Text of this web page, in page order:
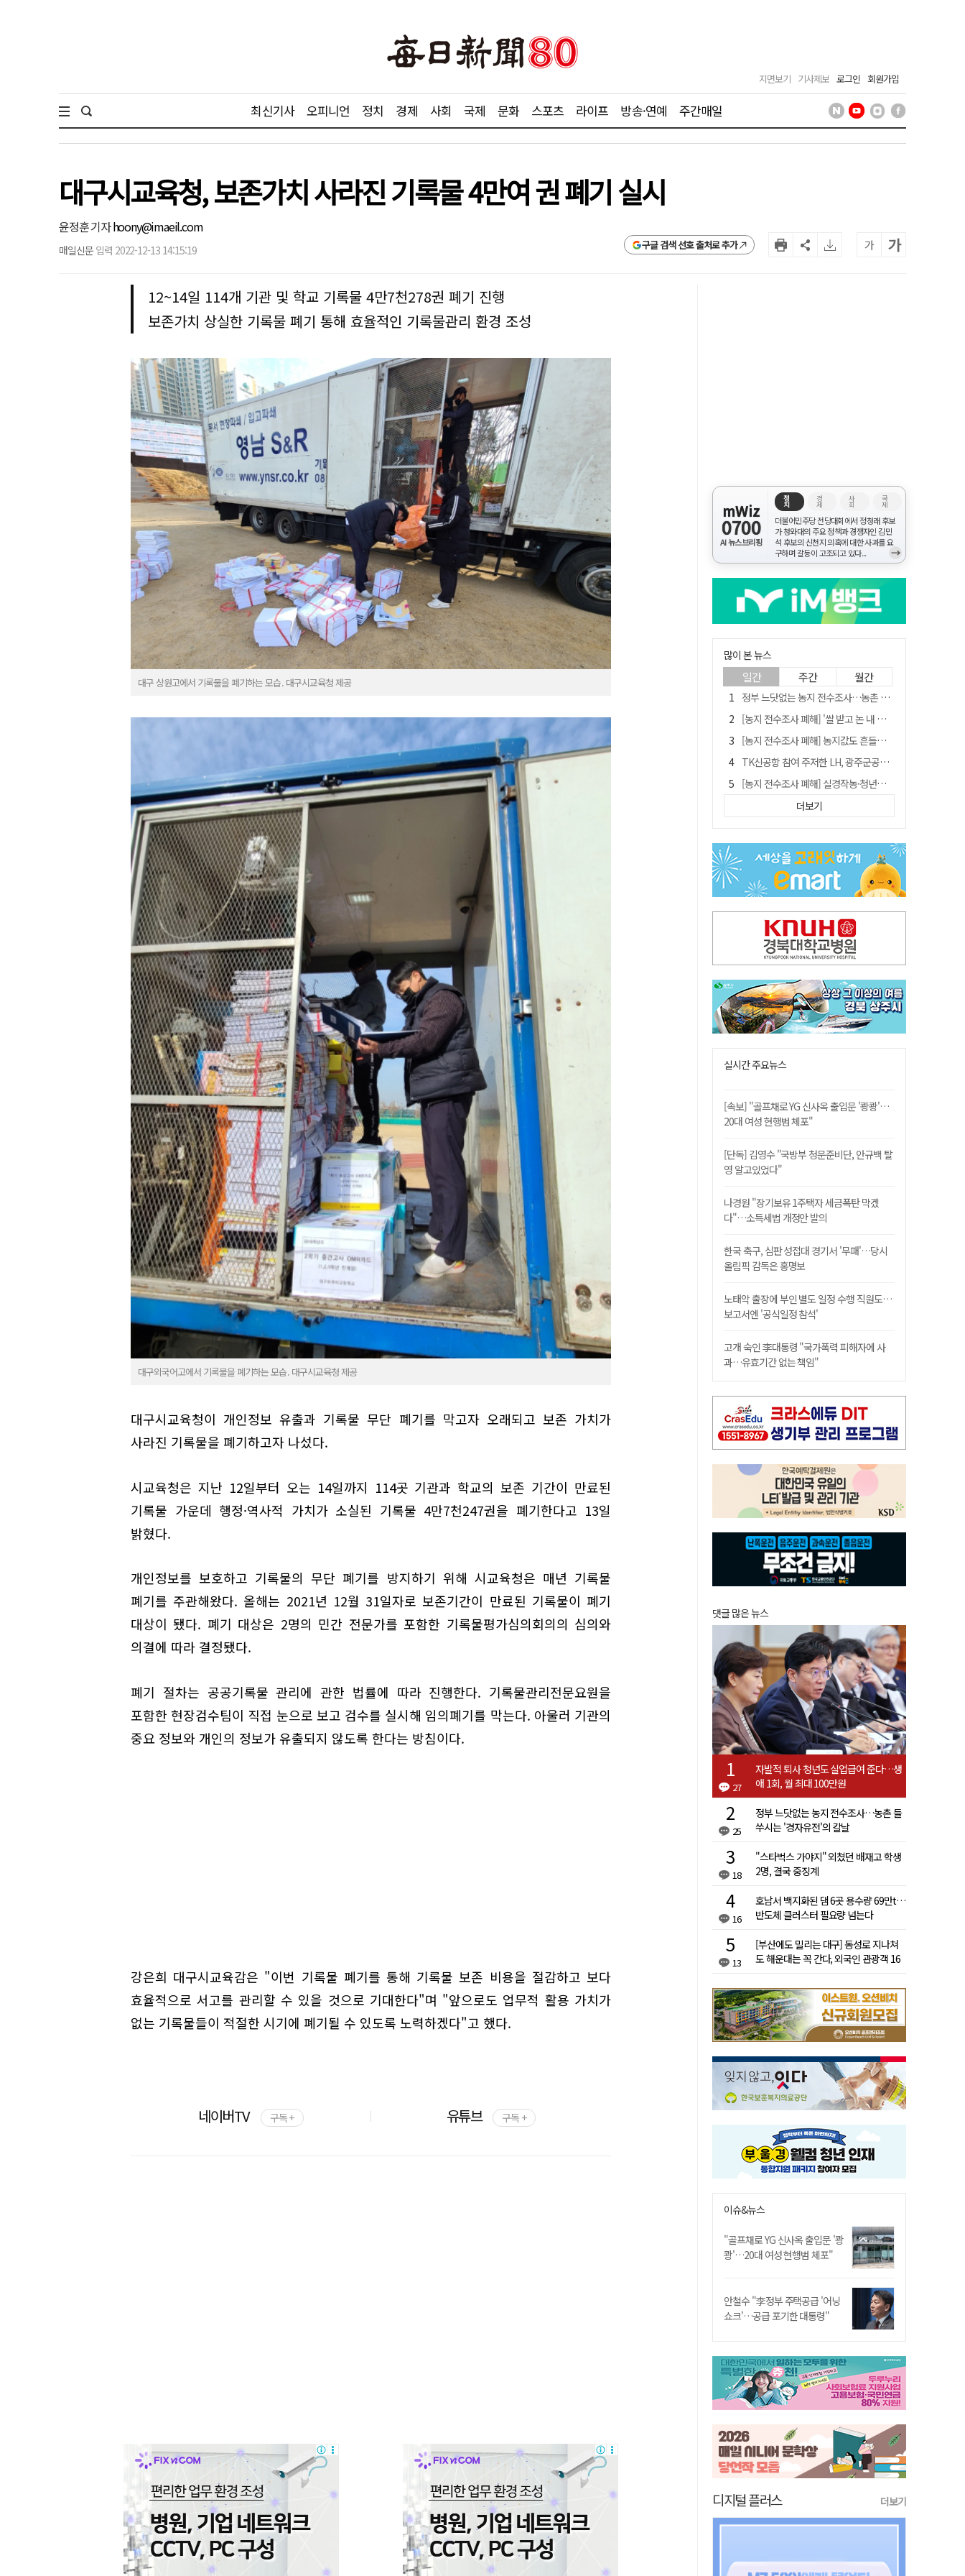
지면보기 기사제보 로그인 회원가입
최신기사 오피니언 정치 경제 사회 국제 문화 스포츠 라이프 방송·연예 주간매일
대구시교육청, 보존가치 사라진 기록물 4만여 권 폐기 실시
윤정훈 기자hoony@imaeil.com
매일신문 입력 2022-12-13 14:15:19 구글 검색 선호 출처로 추가 가 가
12~14일 114개 기관 및 학교 기록물 4만7천278권 폐기 진행
보존가치 상실한 기록물 폐기 통해 효율적인 기록물관리 환경 조성
대구 상원고에서 기록물을 폐기하는 모습. 대구시교육청 제공
대구외국어고에서 기록물을 폐기하는 모습. 대구시교육청 제공
대구시교육청이 개인정보 유출과 기록물 무단 폐기를 막고자 오래되고 보존 가치가
사라진 기록물을 폐기하고자 나섰다.
시교육청은 지난 12일부터 오는 14일까지 114곳 기관과 학교의 보존 기간이 만료된
기록물 가운데 행정·역사적 가치가 소실된 기록물 4만7천247권을 폐기한다고 13일
밝혔다.
개인정보를 보호하고 기록물의 무단 폐기를 방지하기 위해 시교육청은 매년 기록물
폐기를 주관해왔다. 올해는 2021년 12월 31일자로 보존기간이 만료된 기록물이 폐기
대상이 됐다. 폐기 대상은 2명의 민간 전문가를 포함한 기록물평가심의회의의 심의와
의결에 따라 결정됐다.
폐기 절차는 공공기록물 관리에 관한 법률에 따라 진행한다. 기록물관리전문요원을
포함한 현장검수팀이 직접 눈으로 보고 검수를 실시해 임의폐기를 막는다. 아울러 기관의
중요 정보와 개인의 정보가 유출되지 않도록 한다는 방침이다.
강은희 대구시교육감은 "이번 기록물 폐기를 통해 기록물 보존 비용을 절감하고 보다
효율적으로 서고를 관리할 수 있을 것으로 기대한다"며 "앞으로도 업무적 활용 가치가
없는 기록물들이 적절한 시기에 폐기될 수 있도록 노력하겠다"고 했다.
네이버TV 구독 + 유튜브 구독 +
mWiz
0700
AI 뉴스브리핑
정
치
경
제
사
회
국
제
더불어민주당 전당대회에서 정청래 후보
가 청와대의 주요 정책과 경쟁자인 김민
석 후보의 신천지 의혹에 대한 사과를 요
구하며 갈등이 고조되고 있다...
→
많이 본 뉴스
일간 주간 월간
정부 느닷없는 농지 전수조사…농촌 들쑤시는 '경자유전'의 칼날
[농지 전수조사 폐해] '쌀 받고 논 내 준' 도지농 이제 어쩌나?
[농지 전수조사 폐해] 농지값도 흔들리나…"도지 막히면 헐값 매물 나올 수도"
TK신공항 참여 주저한 LH, 광주군공항 사업에는 앞장
[농지 전수조사 폐해] 실경작농·청년농 부담도 커진다
[단독] 김영수 "국방부 청문준비단, 안규백 탈영 알고있었다"
[기고] 대구 미래는 금호강·팔공산에 있다
홈플러스 다시 문 연다… 대구경북 매장도 재개장 준비 돌입
청도군정 '두 시어머니'가 되어서는 안된다
더보기
실시간 주요뉴스
[속보] "골프채로 YG 신사옥 출입문 '쾅쾅'…
20대 여성 현행범 체포"
[단독] 김영수 "국방부 청문준비단, 안규백 탈
영 알고있었다"
나경원 "장기보유 1주택자 세금폭탄 막겠
다"…소득세법 개정안 발의
한국 축구, 심판 성접대 경기서 '무패'…당시
올림픽 감독은 홍명보
노태악 출장에 부인 별도 일정 수행 직원도…
보고서엔 '공식일정 참석'
고개 숙인 李대통령 "국가폭력 피해자에 사
과…유효기간 없는 책임"
댓글 많은 뉴스
27
자발적 퇴사 청년도 실업급여 준다…생
애 1회, 월 최대 100만원
25
정부 느닷없는 농지 전수조사…농촌 들
쑤시는 '경자유전'의 칼날
18
"스타벅스 가야지" 외쳤던 배재고 학생
2명, 결국 중징계
16
호남서 백지화된 댐 6곳 용수량 69만t…
반도체 클러스터 필요량 넘는다
13
[부산에도 밀리는 대구] 동성로 지나쳐
도 해운대는 꼭 간다, 외국인 관광객 16
이슈&뉴스
"골프채로 YG 신사옥 출입문 '쾅
쾅'…20대 여성 현행범 체포"
안철수 "李정부 주택공급 '어닝
쇼크'…공급 포기한 대통령"
디지털 플러스 더보기